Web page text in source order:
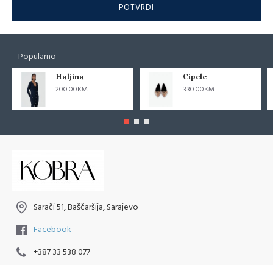
POTVRDI
Popularno
Haljina
200.00KM
Cipele
330.00KM
Sarači 51, Baščaršija, Sarajevo
Facebook
+387 33 538 077